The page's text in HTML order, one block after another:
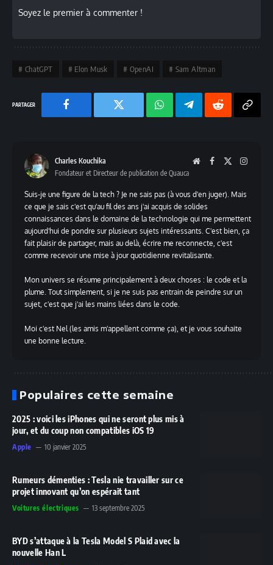
Soyez le premier à commenter !
ChatGPT Elon Musk OpenAI Sam Altman
Facebook Twitter
Chaine
TelegramReddit
Charles Kouchika WebsiteFacebook
Fondateur et Directeur de publication de Quauca
Suis-je une figure de la tech ? Je ne sais pas (à vous d'en juger). Mais
ce que je sais c'est qu'au fil des ans j'ai acquis de solides
connaissances dans le domaine de la technologie qui me permettent
aujourd'hui de pondre sur plusieurs sujets intéressants. C'est bien, ça
fait plaisir de partager, mais au delà, écrire me reconnecte, c'est
comme recevoir une mise à jour quotidienne revitalisante.
Mon univers se résume principalement à deux choses : le code et la
plume. Tout simplement, si je ne suis pas entrain de peindre sur un
sujet, c'est que j'ai les mains liées dans le code.
Moi c'est Nel (les amis m'appellent comme ça), et je vous souhaite
une bonne lecture.
Populaires cette semaine
2025 : voici les iPhones qui ne seront plus mis à
jour, et du coup non compatibles iOS 19
Apple 10 janvier 2025
Rumeurs démenties : Tesla nie travailler sur ce
projet innovant qu’on espérait tant
Voitures électriques 13 septembre 2025
BYD s’attaque à la Tesla Model S Plaid avec la
nouvelle Han L